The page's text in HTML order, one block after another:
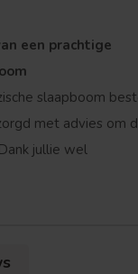
een prachtige
slaapboom
met advies om
jullie wel